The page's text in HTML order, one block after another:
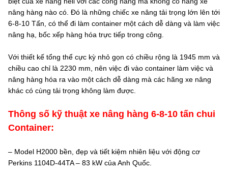
nâng hàng nào có. Đó là những chiếc xe nâng tải trọng lớn lên tới
6-8-10 Tấn, có thể đi làm container một cách dễ dàng và làm việc
nâng hạ, bốc xếp hàng hóa trực tiếp trong công.
Với thiết kế tổng thể cực kỳ nhỏ gọn có chiều rộng là 1945 mm và
chiều cao chỉ là 2230 mm, nên việc đi vào container làm việc và
nâng hàng hóa ra vào một cách dễ dàng mà các hãng xe nâng
khác có cùng tải trọng không làm được.
Thông số kỹ thuật xe nâng hàng 6-8-10 tấn chui
Container:
– Model H2000 bền, đẹp và tiết kiệm nhiên liệu với động cơ
Perkins 1104D-44TA – 83 kW của Anh Quốc.